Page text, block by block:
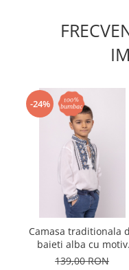
-24%
Camasa traditionala
baieti alba cu motiv
geometric albastru Luca
139,00 RON